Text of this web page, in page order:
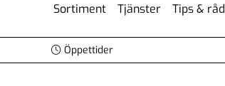
Sortiment Tjänster Tips & råd
Öppettider